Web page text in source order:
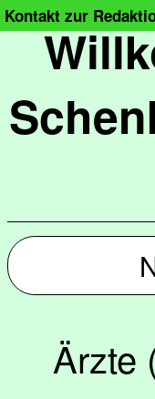
Kontakt zur
Ärzte